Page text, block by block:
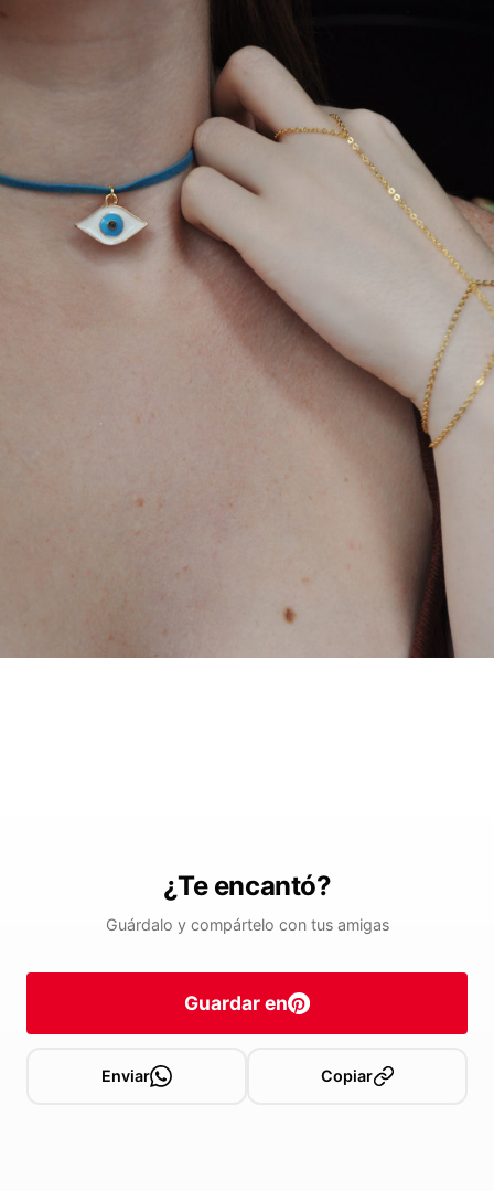
¿Te encantó?
Guárdalo y compártelo con tus amigas
Guardar en
Enviar Copiar